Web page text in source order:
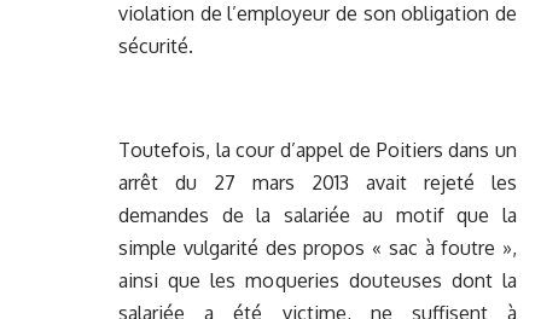
violation de l’employeur de son obligation de
sécurité.
Toutefois, la cour d’appel de Poitiers dans un
arrêt du 27 mars 2013 avait rejeté les
demandes de la salariée au motif que la
simple vulgarité des propos « sac à foutre »,
ainsi que les moqueries douteuses dont la
salariée a été victime, ne suffisent à